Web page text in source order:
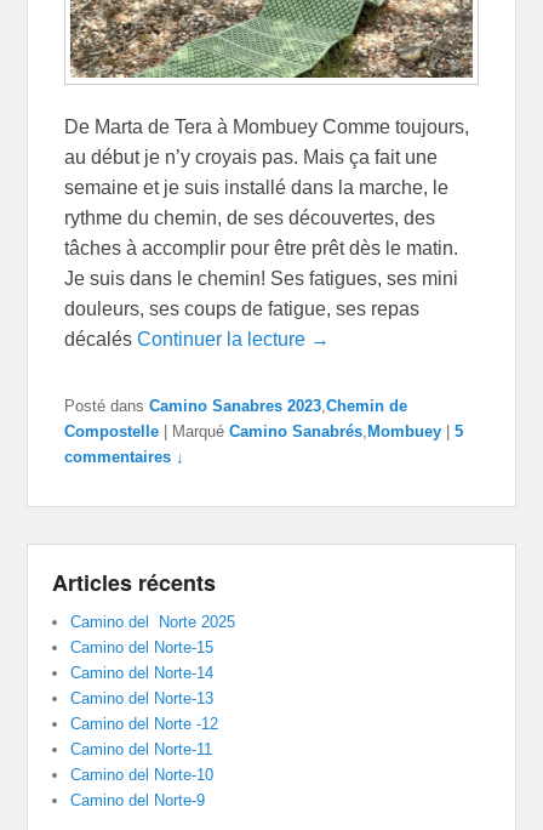
De Marta de Tera à Mombuey Comme toujours,
au début je n’y croyais pas. Mais ça fait une
semaine et je suis installé dans la marche, le
rythme du chemin, de ses découvertes, des
tâches à accomplir pour être prêt dès le matin.
Je suis dans le chemin! Ses fatigues, ses mini
douleurs, ses coups de fatigue, ses repas
décalésContinuer la lecture →
Posté dans Camino Sanabres 2023,Chemin de
Compostelle
Marqué Camino Sanabrés, Mombuey |5
commentaires ↓
Articles récents
Camino del Norte 2025
Camino del Norte-15
Camino del Norte-14
Camino del Norte-13
Camino del Norte -12
Camino del Norte-11
Camino del Norte-10
Camino del Norte-9